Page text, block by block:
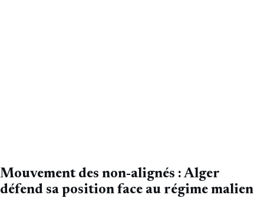
Mouvement des non-alignés : Alger
défend sa position face au régime malien